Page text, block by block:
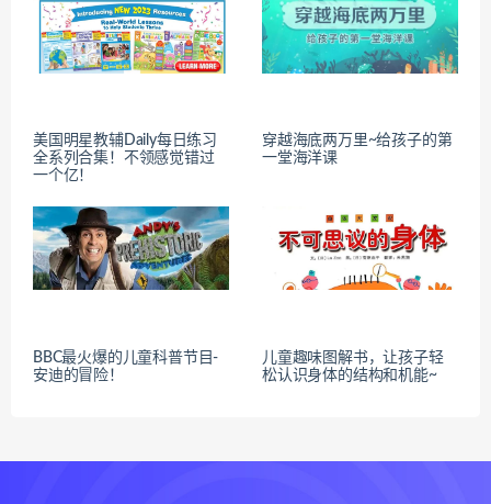
美国明星教辅Daily每日练习
全系列合集！不领感觉错过
一个亿！
穿越海底两万里~给孩子的第
一堂海洋课
BBC最火爆的儿童科普节目-
安迪的冒险！
儿童趣味图解书，让孩子轻
松认识身体的结构和机能~